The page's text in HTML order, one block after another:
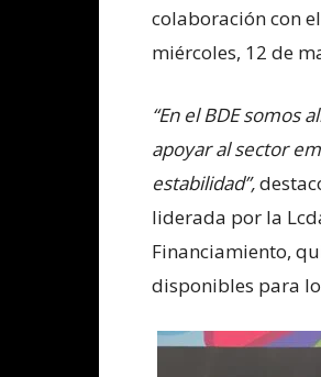
colaboración con
miércoles, 12 de
“En el BDE somos
apoyar al sector
estabilidad”,
liderada por la
Financiamiento,
disponibles para